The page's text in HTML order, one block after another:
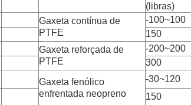
(libras)
Gaxeta contínua de
PTFE
-100~100
150
Gaxeta reforçada de
PTFE
-200~200
300
Gaxeta fenólico
enfrentada neopreno
-30~120
150